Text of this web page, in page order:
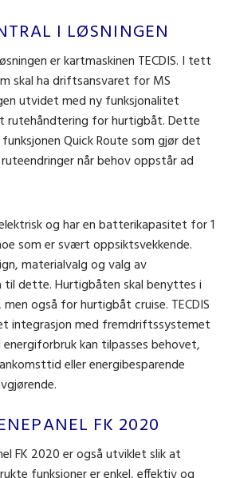
I LØSNINGEN
er kartmaskinen TECDIS. I tett
skal ha driftsansvaret for MS
utvidet med ny funksjonalitet
rutehåndtering for hurtigbåt. Dette
Quick Route som gjør det
når behov oppstår ad
og har en batterikapasitet for 1
som er svært oppsiktsvekkende.
materialvalg og valg av
dette. Hurtigbåten skal benyttes i
også for hurtigbåt cruise. TECDIS
integrasjon med fremdriftssystemet
kan tilpasses behovet,
eller energibesparende
FK 2020
FK 2020 er også utviklet slik at